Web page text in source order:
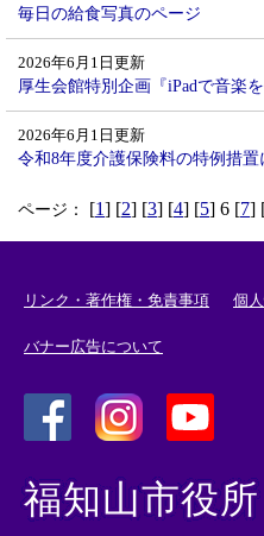
毎日の給食写真のページ
2026年6月1日更新
厚生会館特別企画『iPadで音楽を
2026年6月1日更新
令和8年度介護保険料の特例措置
ページ： [1] [2] [3] [4] [5] 6 [7]
リンク・著作権・免責事項 個
バナー広告について
外
部
リ
外
リ
外
部
福知山市役所